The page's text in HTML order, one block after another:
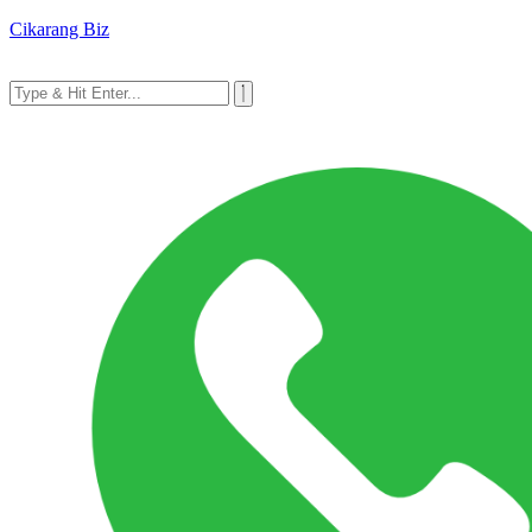
Cikarang Biz